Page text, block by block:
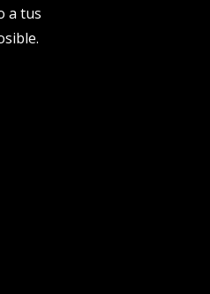
a tus